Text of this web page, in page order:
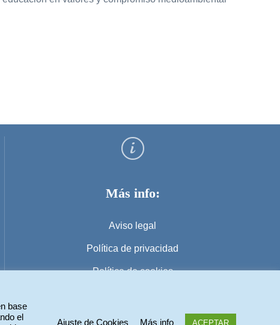
Más info:
Aviso legal
Política de privacidad
Política de cookies
base
el
Ajuste de Cookies Más info ACEPTAR